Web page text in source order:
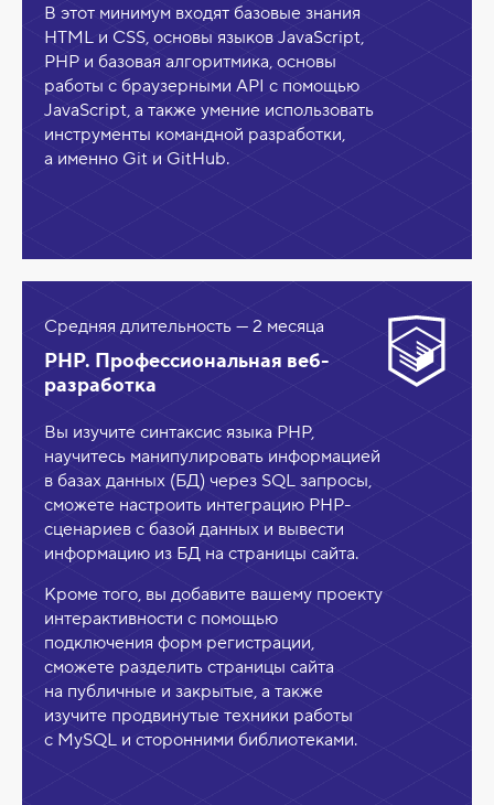
В этот минимум входят базовые знания
HTML и CSS, основы языков JavaScript,
PHP и базовая алгоритмика, основы
работы с браузерными API с помощью
JavaScript, а также умение использовать
инструменты командной разработки,
а именно Git и GitHub.
Средняя длительность — 2 месяца
PHP. Профессиональная веб-
разработка
Вы изучите синтаксис языка PHP,
научитесь манипулировать информацией
в базах данных (БД) через SQL запросы,
сможете настроить интеграцию PHP-
сценариев с базой данных и вывести
информацию из БД на страницы сайта.
Кроме того, вы добавите вашему проекту
интерактивности с помощью
подключения форм регистрации,
сможете разделить страницы сайта
на публичные и закрытые, а также
изучите продвинутые техники работы
с MySQL и сторонними библиотеками.